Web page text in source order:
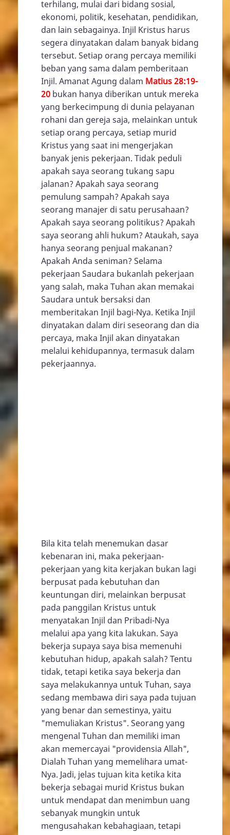
terhilang, mulai dari bidang sosial,
ekonomi, politik, kesehatan, pendidikan,
dan lain sebagainya. Injil Kristus harus
segera dinyatakan dalam banyak bidang
tersebut. Setiap orang percaya memiliki
beban yang sama dalam pemberitaan
Injil. Amanat Agung dalam Matius 28:19-
20 bukan hanya diberikan untuk mereka
yang berkecimpung di dunia pelayanan
rohani dan gereja saja, melainkan untuk
setiap orang percaya, setiap murid
Kristus yang saat ini mengerjakan
banyak jenis pekerjaan. Tidak peduli
apakah saya seorang tukang sapu
jalanan? Apakah saya seorang
pemulung sampah? Apakah saya
seorang manajer di satu perusahaan?
Apakah saya seorang politikus? Apakah
saya seorang ahli hukum? Ataukah, saya
hanya seorang penjual makanan?
Apakah Anda seniman? Selama
pekerjaan Saudara bukanlah pekerjaan
yang salah, maka Tuhan akan memakai
Saudara untuk bersaksi dan
memberitakan Injil bagi-Nya. Ketika Injil
dinyatakan dalam diri seseorang dan dia
percaya, maka Injil akan dinyatakan
melalui kehidupannya, termasuk dalam
pekerjaannya.
Bila kita telah menemukan dasar
kebenaran ini, maka pekerjaan-
pekerjaan yang kita kerjakan bukan lagi
berpusat pada kebutuhan dan
keuntungan diri, melainkan berpusat
pada panggilan Kristus untuk
menyatakan Injil dan Pribadi-Nya
melalui apa yang kita lakukan. Saya
bekerja supaya saya bisa memenuhi
kebutuhan hidup, apakah salah? Tentu
tidak, tetapi ketika saya bekerja dan
saya melakukannya untuk Tuhan, saya
sedang membawa diri saya pada tujuan
yang benar dan semestinya, yaitu
"memuliakan Kristus". Seorang yang
mengenal Tuhan dan memiliki iman
akan memercayai "providensia Allah",
Dialah Tuhan yang memelihara umat-
Nya. Jadi, jelas tujuan kita ketika kita
bekerja sebagai murid Kristus bukan
untuk mendapat dan menimbun uang
sebanyak mungkin untuk
mengusahakan kebahagiaan, tetapi